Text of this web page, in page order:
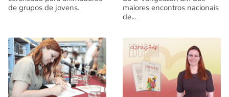
de grupos de jovens.
maiores encontros nacionais
de...